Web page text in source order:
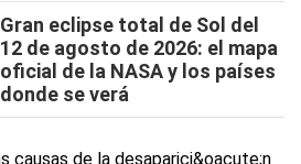
Gran eclipse total de Sol del
12 de agosto de 2026: el mapa
oficial de la NASA y los países
donde se verá